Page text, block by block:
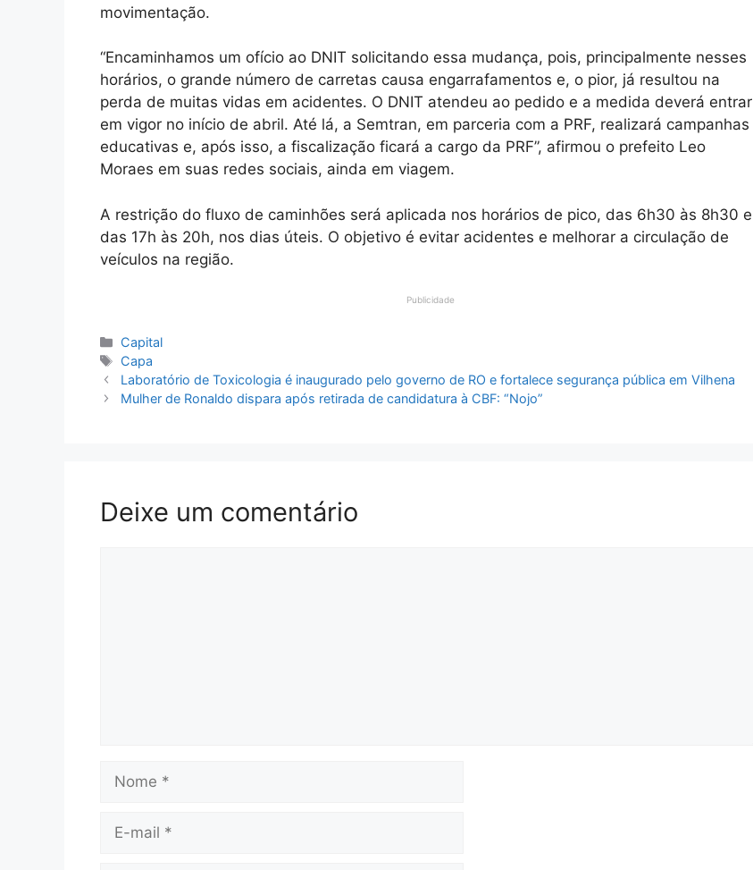
movimentação.
“Encaminhamos um ofício ao DNIT solicitando essa mudança, pois, principalmente nesses
horários, o grande número de carretas causa engarrafamentos e, o pior, já resultou na
perda de muitas vidas em acidentes. O DNIT atendeu ao pedido e a medida deverá entrar
em vigor no início de abril. Até lá, a Semtran, em parceria com a PRF, realizará campanhas
educativas e, após isso, a fiscalização ficará a cargo da PRF”, afirmou o prefeito Leo
Moraes em suas redes sociais, ainda em viagem.
A restrição do fluxo de caminhões será aplicada nos horários de pico, das 6h30 às 8h30 e
das 17h às 20h, nos dias úteis. O objetivo é evitar acidentes e melhorar a circulação de
veículos na região.
Publicidade
Categorias
Capital
Tags
Capa
Laboratório de Toxicologia é inaugurado pelo governo de RO e fortalece segurança pública em Vilhena
Mulher de Ronaldo dispara após retirada de candidatura à CBF: “Nojo”
Deixe um comentário
mail